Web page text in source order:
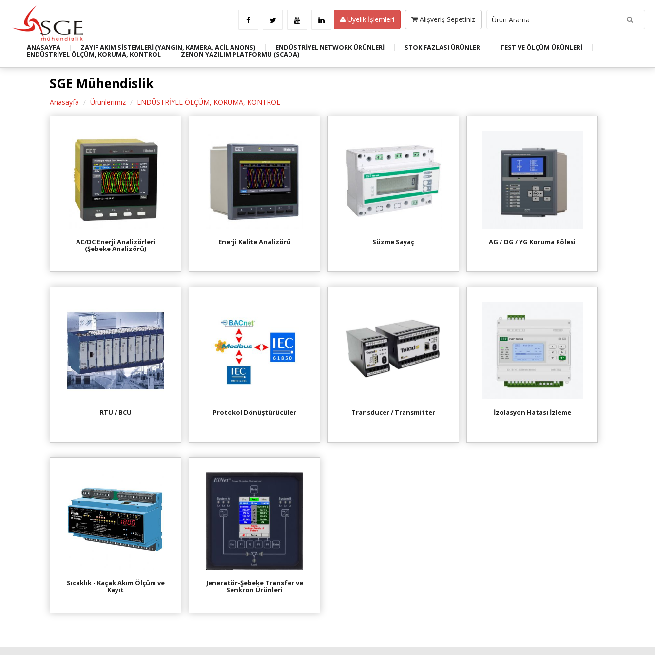
Üyelik İşlemleri Alışveriş Sepetiniz
ANASAYFA ZAYIF AKIM SİSTEMLERİ (YANGIN, KAMERA, ACİL ANONS) ENDÜSTRİYEL NETWORK ÜRÜNLERİ STOK FAZLASI ÜRÜNLER TEST VE ÖLÇÜM ÜRÜNLERİ
ENDÜSTRİYEL ÖLÇÜM, KORUMA, KONTROL ZENON YAZILIM PLATFORMU (SCADA)
SGE Mühendislik
Anasayfa Ürünlerimiz ENDÜSTRİYEL ÖLÇÜM, KORUMA, KONTROL
AC/DC Enerji Analizörleri
(Şebeke Analizörü)
Enerji Kalite Analizörü Süzme Sayaç AG / OG / YG Koruma Rölesi
RTU / BCU Protokol Dönüştürücüler Transducer / Transmitter İzolasyon Hatası İzleme
Sıcaklık - Kaçak Akım Ölçüm ve
Kayıt
Jeneratör-Şebeke Transfer ve
Senkron Ürünleri